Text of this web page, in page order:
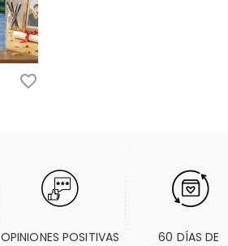
OPINIONES POSITIVAS
60 DÍAS DE